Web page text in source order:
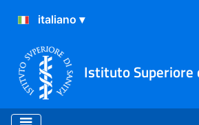
Istituto Superiore